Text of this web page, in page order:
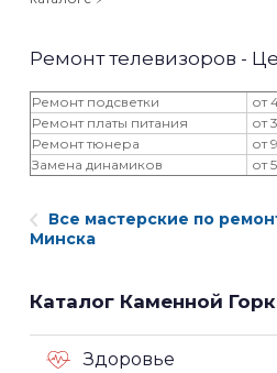
Ремонт телевизоров -
Ремонт подсветки
от
Ремонт платы питания
от
Ремонт тюнера
от
Замена динамиков
от
Все мастерские по
Минска
Каталог Каменной
Здоровье